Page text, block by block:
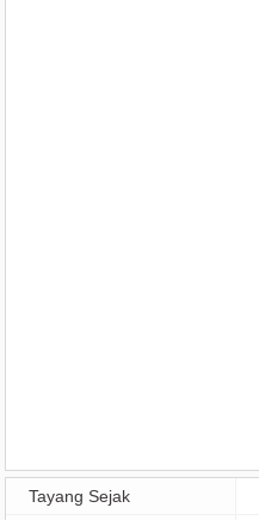
Tayang Sejak